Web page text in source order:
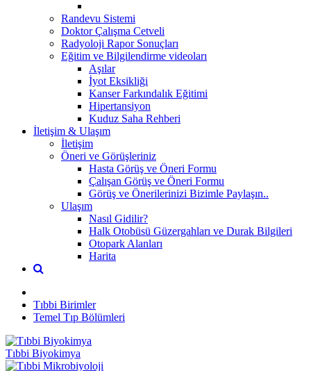
Randevu Sistemi
Doktor Çalışma Cetveli
Radyoloji Rapor Sonuçları
Eğitim ve Bilgilendirme videoları
Aşılar
İyot Eksikliği
Kanser Farkındalık Eğitimi
Hipertansiyon
Kuduz Saha Rehberi
İletişim & Ulaşım
İletişim
Öneri ve Görüşleriniz
Hasta Görüş ve Öneri Formu
Çalışan Görüş ve Öneri Formu
Görüş ve Önerilerinizi Bizimle Paylaşın..
Ulaşım
Nasıl Gidilir?
Halk Otobüsü Güzergahları ve Durak Bilgileri
Otopark Alanları
Harita
Tıbbi Birimler
Temel Tıp Bölümleri
Tıbbi Biyokimya